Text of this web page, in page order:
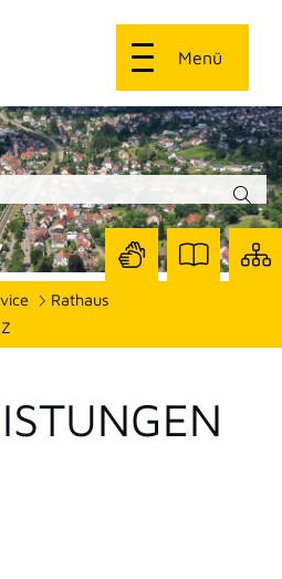
Menü
RathausSeite